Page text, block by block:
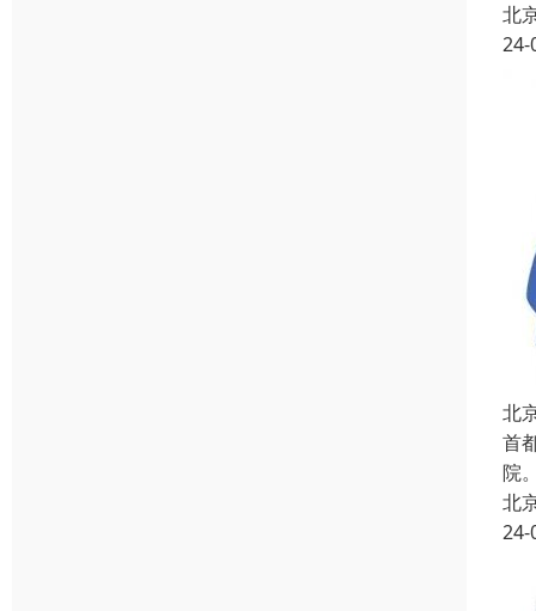
北
24-
北
首
院
北
24-